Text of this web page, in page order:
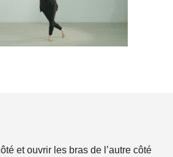
et ouvrir les bras de l’autre côté